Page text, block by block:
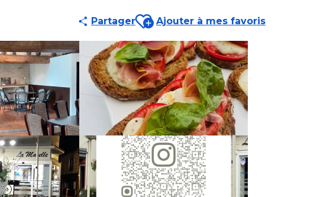
PartagerAjouter aux favoris
Ajouter à mes favoris